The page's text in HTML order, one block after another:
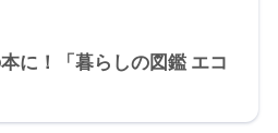
に！「暮らしの図鑑 エコ